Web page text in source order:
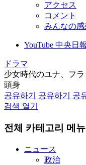
アクセス
コメント
みんなの感
YouTube 中央日
ドラマ
少女時代のユナ、フ
頭身
공유하기
공유하기
공
검색 열기
전체 카테고리 메뉴
ニュース
政治